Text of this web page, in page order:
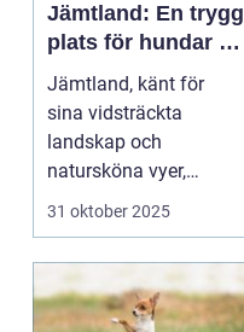
Jämtland: En trygg
plats för hundar i
vårt vackra
landskap
Jämtland, känt för
sina vidsträckta
landskap och
natursköna vyer,
erbjuder ...
31 oktober 2025